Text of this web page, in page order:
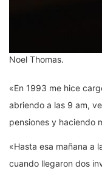
Noel Thomas.
«En 1993 me hice
abriendo a las 9 am,
pensiones y haciendo
«Hasta esa mañana a
cuando llegaron dos